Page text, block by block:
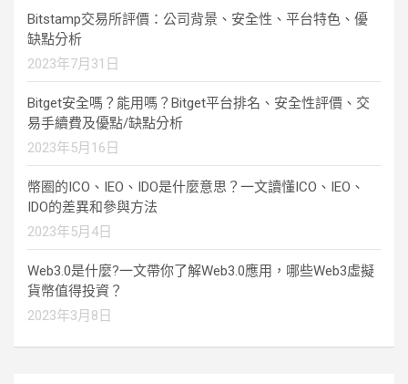
Bitstamp交易所評價：公司背景、安全性、平台特色、優
缺點分析
2023年7月31日
Bitget安全嗎？能用嗎？Bitget平台排名、安全性評價、交
易手續費及優點/缺點分析
2023年5月16日
幣圈的ICO、IEO、IDO是什麼意思？一文讀懂ICO、IEO、
IDO的差異和參與方法
2023年5月4日
Web3.0是什麼?一文帶你了解Web3.0應用，哪些Web3虛擬
貨幣值得投資？
2023年3月8日